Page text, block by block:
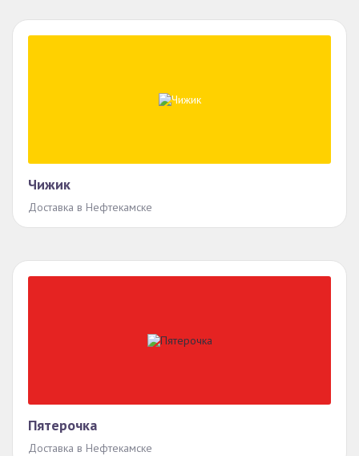
Чижик
Доставка в Нефтекамске
Пятерочка
Доставка в Нефтекамске